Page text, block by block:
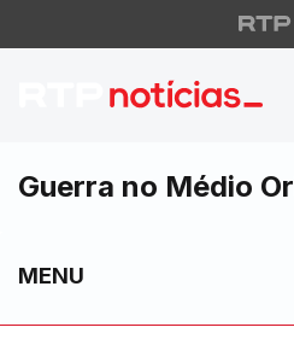
Rota do
Guerra no Médio
MENU